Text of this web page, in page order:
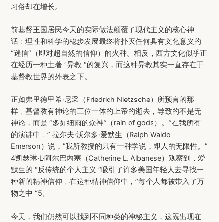
习俗却在增长。
前基督王国居民今天的实际做法颠覆了现代主义的核心神
话：理性和科学的稳步发展最终将扑灭任何具有文化意义的
“迷信”（即对超自然的信仰）的火种。相反，西方文化似乎正
在经历一种土著 “异教 “的复兴，而这种异教其实一直存在于
基督教世界的外表之下。
正如弗里德里希·尼采（Friedrich Nietzsche）所预言的那
样，基督教有神论的三位一体的上帝的逝去，导致的不是无
神论，而是 “多如细雨的众神”（rain of gods）。”在我所有
的演讲中，” 拉尔夫·沃尔多·爱默生（Ralph Waldo
Emerson）说，”我所教授的只有一种学说，即人的无限性。”
4凯瑟琳·L·阿尔巴内塞（Catherine L. Albanese）观察到，爱
默生的 “反传统的个人主义 “吸引了许多美国年轻人去寻找一
种新的精神信仰，在这种精神信仰中，”每个人都被带入了万
物之中 “5。
今天，我们仍然可以找到不同种类的神秘主义，这既出现在